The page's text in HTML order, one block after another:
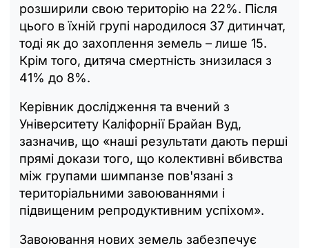
розширили свою територію на 22%. Після
цього в їхній групі народилося 37 дитинчат,
тоді як до захоплення земель – лише 15.
Крім того, дитяча смертність знизилася з
41% до 8%.
Керівник дослідження та вчений з
Університету Каліфорнії Брайан Вуд,
зазначив, що «наші результати дають перші
прямі докази того, що колективні вбивства
між групами шимпанзе пов'язані з
територіальними завоюваннями і
підвищеним репродуктивним успіхом».
Завоювання нових земель забезпечує